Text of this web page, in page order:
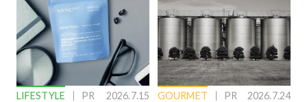
LIFESTYLE PR 2026.7.15 GOURMET PR 2026.7.24